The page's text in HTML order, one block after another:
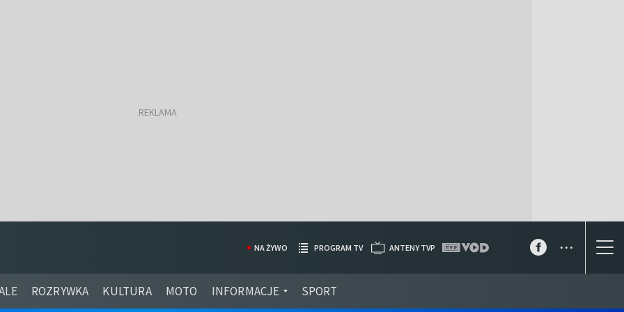
ROZRYWKA KULTURA MOTO INFORMACJE SPORT
NA ŻYWO PROGRAM TV ANTENY TVP ...